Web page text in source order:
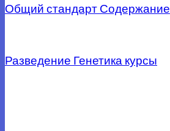
Общий стандарт Содержание
Разведение Генетика курсы